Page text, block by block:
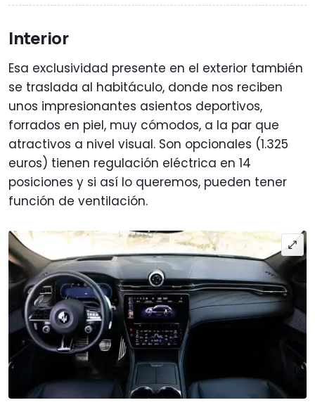
Interior
Esa exclusividad presente en el exterior también
se traslada al habitáculo, donde nos reciben
unos impresionantes asientos deportivos,
forrados en piel, muy cómodos, a la par que
atractivos a nivel visual. Son opcionales (1.325
euros) tienen regulación eléctrica en 14
posiciones y si así lo queremos, pueden tener
función de ventilación.